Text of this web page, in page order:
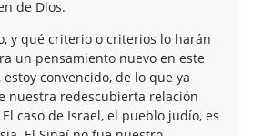
de Dios.
y qué criterio o criterios lo harán
un pensamiento nuevo en este
convencido, de lo que ya
nuestra redescubierta relación
caso de Israel, el pueblo judío, es